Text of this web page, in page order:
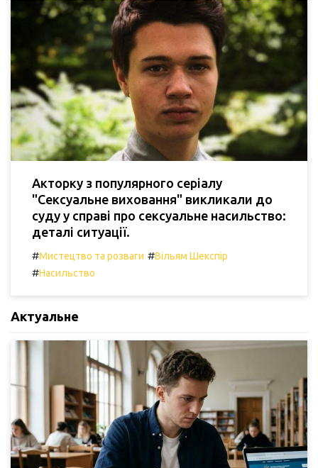
Акторку з популярного серіалу
"Сексуальне виховання" викликали до
суду у справі про сексуальне насильство:
деталі ситуації.
#Мистецтво та розваги #Вільям Шекспір
#Насильство
Актуальне